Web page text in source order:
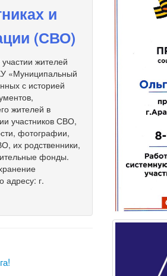
и
(СВО)
жителей
«Муниципальный
с историей
жителей в
участников СВО,
фотографии,
их родственники,
фонды.
адресу: г.